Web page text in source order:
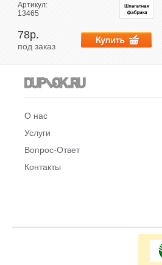
Артикул:
13465
78р.
под заказ
О нас
Услуги
Вопрос-Ответ
Контакты